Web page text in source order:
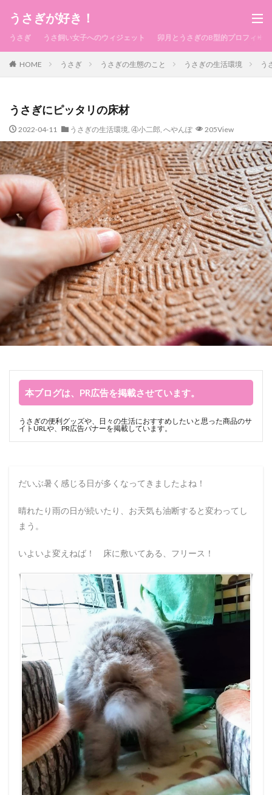
うさぎが好き！
うさぎ うさ飼い女子へのウィジェット 卯月とうさぎのB型的プロフィール
HOME うさぎ うさぎの生態のこと うさぎの生活環境 う
うさぎにピッタリの床材
2022-04-11 うさぎの生活環境, ④小二郎, へやんぽ 205View
本ブログは、PR広告を掲載させています。
うさぎの便利グッズや、日々の生活におすすめしたいと思った商品のサ
イトURLや、PR広告バナーを掲載しています。
だいぶ暑く感じる日が多くなってきましたよね！
晴れたり雨の日が続いたり、お天気も油断すると変わってし
まう。
いよいよ変えねば！ 床に敷いてある、フリース！